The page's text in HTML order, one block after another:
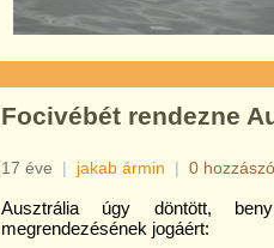
Focivébét rendezne
17 éve | jakab ármin | 0
Ausztrália úgy döntött,
megrendezésének jogáért: